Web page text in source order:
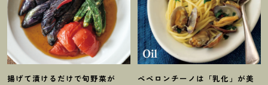
揚げて漬けるだけで旬野菜が
ペペロンチーノは「乳化」が美